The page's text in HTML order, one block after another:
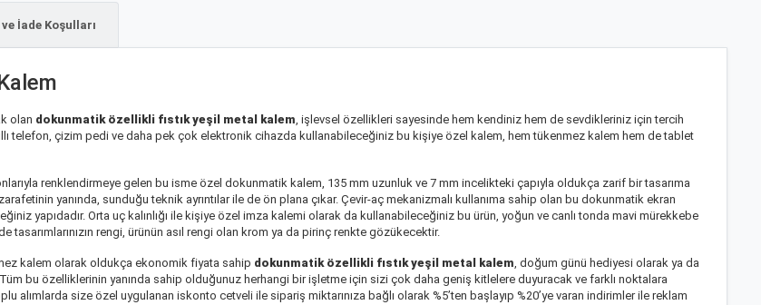
İade Koşulları
olan dokunmatik özellikli fıstık yeşil metal kalem, işlevsel özellikleri sayesinde hem kendiniz hem de sevdikleriniz için tercih
telefon, çizim pedi ve daha pek çok elektronik cihazda kullanabileceğiniz bu kişiye özel kalem, hemtükenmez kalem hem de tablet
renklendirmeye gelen bu isme özel dokunmatik kalem, 135 mm uzunluk ve 7 mm incelikteki çapıyla oldukça zarif bir tasarıma
yanında, sunduğu teknik ayrıntılar ile de ön plana çıkar. Çevir-aç mekanizmalı kullanıma sahip olan bu dokunmatik ekran
yapıdadır. Orta uç kalınlığı ile kişiye özel imza kalemi olarak da kullanabileceğiniz bu ürün, yoğun ve canlı tonda mavi mürekkebe
rengi, ürünün asıl rengi olan krom ya da pirinç renkte gözükecektir.
kalem olarak oldukça ekonomik fiyata sahip dokunmatik özellikli fıstık yeşil metal kalem, doğum günü hediyesi olarak ya da
bu özelliklerinin yanında sahip olduğunuz herhangi bir işletme için sizi çok daha geniş kitlelere duyuracak ve farklı noktalara
size özel uygulanan iskonto cetveli ile sipariş miktarınıza bağlı olarak %5’ten başlayıp %20’ye varan indirimler ile reklam